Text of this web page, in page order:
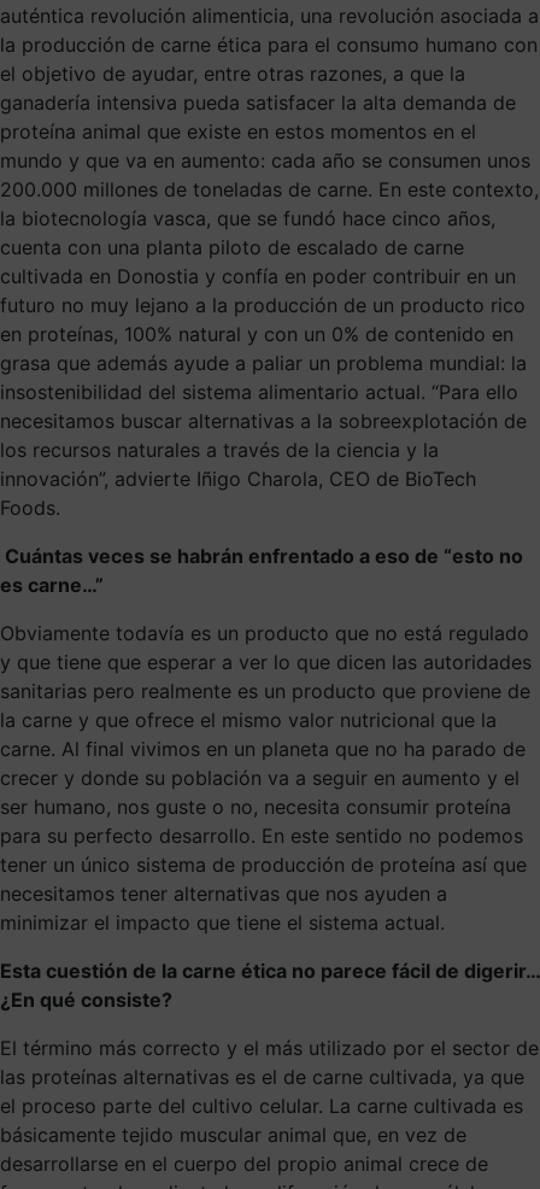
auténtica revolución alimenticia, una revolución asociada a
la producción de carne ética para el consumo humano con
el objetivo de ayudar, entre otras razones, a que la
ganadería intensiva pueda satisfacer la alta demanda de
proteína animal que existe en estos momentos en el
mundo y que va en aumento: cada año se consumen unos
200.000 millones de toneladas de carne. En este contexto,
la biotecnología vasca, que se fundó hace cinco años,
cuenta con una planta piloto de escalado de carne
cultivada en Donostia y confía en poder contribuir en un
futuro no muy lejano a la producción de un producto rico
en proteínas, 100% natural y con un 0% de contenido en
grasa que además ayude a paliar un problema mundial: la
insostenibilidad del sistema alimentario actual. “Para ello
necesitamos buscar alternativas a la sobreexplotación de
los recursos naturales a través de la ciencia y la
innovación”, advierte Iñigo Charola, CEO de BioTech
Foods.
Cuántas veces se habrán enfrentado a eso de “esto no
es carne…”
Obviamente todavía es un producto que no está regulado
y que tiene que esperar a ver lo que dicen las autoridades
sanitarias pero realmente es un producto que proviene de
la carne y que ofrece el mismo valor nutricional que la
carne. Al final vivimos en un planeta que no ha parado de
crecer y donde su población va a seguir en aumento y el
ser humano, nos guste o no, necesita consumir proteína
para su perfecto desarrollo. En este sentido no podemos
tener un único sistema de producción de proteína así que
necesitamos tener alternativas que nos ayuden a
minimizar el impacto que tiene el sistema actual.
Esta cuestión de la carne ética no parece fácil de digerir…
¿En qué consiste?
El término más correcto y el más utilizado por el sector de
las proteínas alternativas es el de carne cultivada, ya que
el proceso parte del cultivo celular. La carne cultivada es
básicamente tejido muscular animal que, en vez de
desarrollarse en el cuerpo del propio animal crece de